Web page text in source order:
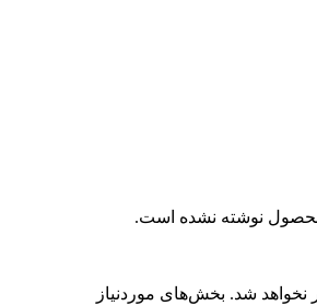
محصول نوشته نشده است.
نخواهد شد. بخش‌های موردنیاز